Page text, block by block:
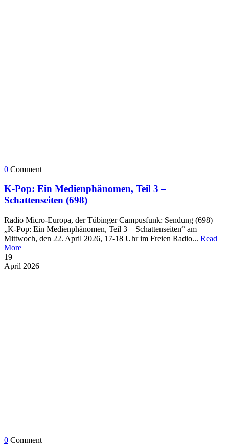
|
0 Comment
K-Pop: Ein Medienphänomen, Teil 3 –
Schattenseiten (698)
Radio Micro-Europa, der Tübinger Campusfunk: Sendung (698)
„K-Pop: Ein Medienphänomen, Teil 3 – Schattenseiten“ am
Mittwoch, den 22. April 2026, 17-18 Uhr im Freien Radio... Read
More
19
April 2026
|
0 Comment